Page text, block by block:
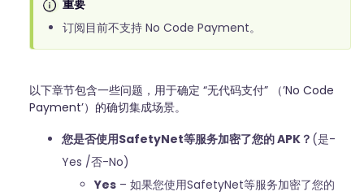
重要
订阅目前不支持 No Code Payment。
以下章节包含一些问题，用于确定 “无代码支付” （’No Code
Payment’）的确切集成场景。
您是否使用SafetyNet等服务加密了您的 APK？ (是-
Yes /否-No)
Yes – 如果您使用SafetyNet等服务加密了您的